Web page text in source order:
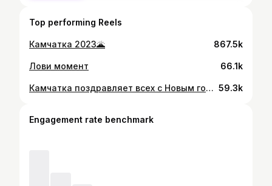
Top performing Reels
Камчатка 2023🌋 867.5k
Лови момент 66.1k
Камчатка поздравляет всех с Новым годом🥳 59.3k
Engagement rate benchmark